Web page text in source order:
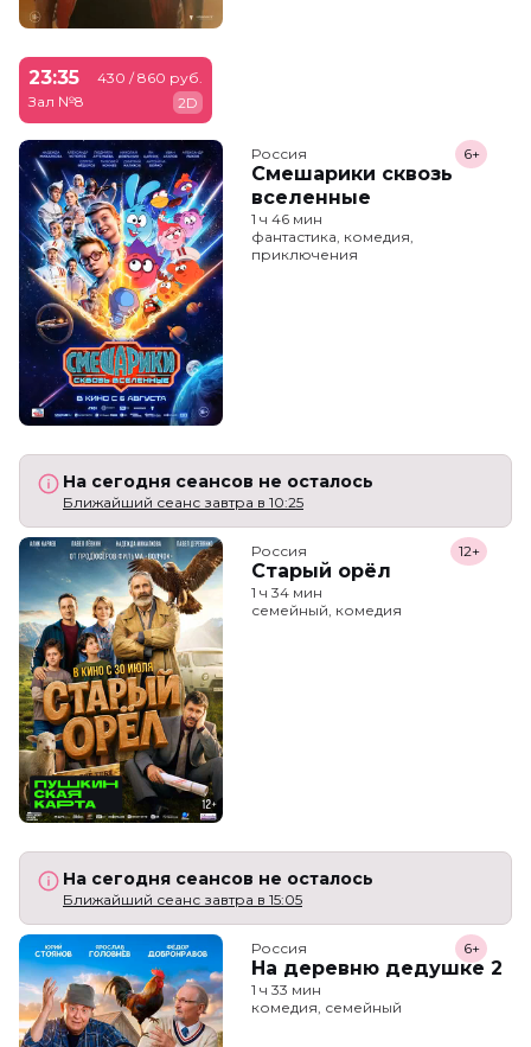
23:35
Зал №8
430 / 860 руб.
2D
Россия
Смешарики сквозь
вселенные
6+
1 ч 46 мин
фантастика, комедия,
приключения
На сегодня сеансов не осталось
Ближайший сеанс завтра в 10:25
Россия
Старый орёл
12+
1 ч 34 мин
семейный, комедия
На сегодня сеансов не осталось
Ближайший сеанс завтра в 15:05
Россия
На деревню дедушке 2
6+
1 ч 33 мин
комедия, семейный